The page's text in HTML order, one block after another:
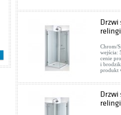
Cersanit IBIZA S504-009
WIĘCEJ
Drzwi
Chrom/
wejścia:
cenie
i
produkt
Drzwi